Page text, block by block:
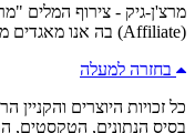
מרצ'ן-גיק - צירוף המלים
(Affiliate) בה אנו מאגדים מוצרים מגניבים מרחבי הרשת.
בחזרה למעלה
כל זכויות היוצרים
בסיס הנתונים, הטקסטים,